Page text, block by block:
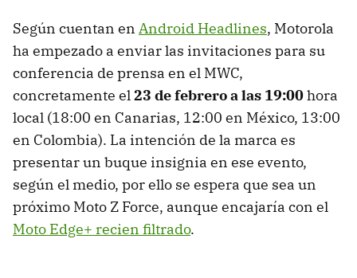
Según cuentan en Android Headlines, Motorola
ha empezado a enviar las invitaciones para su
conferencia de prensa en el MWC,
concretamente el23 de febrero a las 19:00hora
local (18:00 en Canarias, 12:00 en México, 13:00
en Colombia). La intención de la marca es
presentar un buque insignia en ese evento,
según el medio, por ello se espera que sea un
próximo Moto Z Force, aunque encajaría con el
Moto Edge+ recien filtrado.